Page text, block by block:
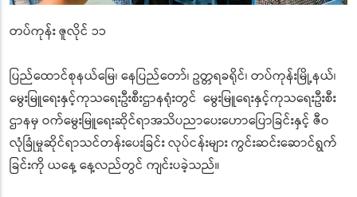
တပ်ကုန်း ဇူလိုင် ၁၁
ပြည်ထောင်စုနယ်မြေ၊ နေပြည်တော်၊ ဥတ္တရခရိုင်၊ တပ်ကုန်းမြို့နယ်၊
မွေးမြူရေးနှင့်ကုသရေးဦးစီးဌာနရုံးတွင် မွေးမြူရေးနှင့်ကုသရေးဦးစီး
ဌာနမှ ဝက်မွေးမြူရေးဆိုင်ရာအသိပညာပေးဟောပြောခြင်းနှင့် ဇီဝ
လုံခြုံမှုဆိုင်ရာသင်တန်းပေးခြင်း လုပ်ငန်းများ ကွင်းဆင်းဆောင်ရွက်
ခြင်းကို ယနေ့ နေ့လည်တွင် ကျင်းပခဲ့သည်။